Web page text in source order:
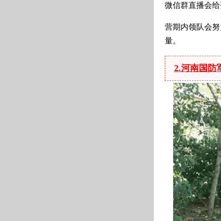
微信群直播会
营期内领队会
量。
2.河南国防